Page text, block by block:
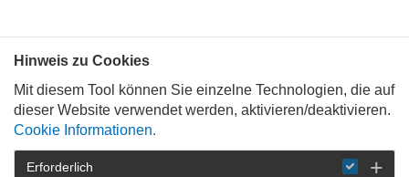
STARTSEITE
Hinweis zu Cookies
Mit diesem Tool können Sie einzelne Technologien, die auf
dieser Website verwendet werden, aktivieren/deaktivieren.
Cookie Informationen.
Erforderlich